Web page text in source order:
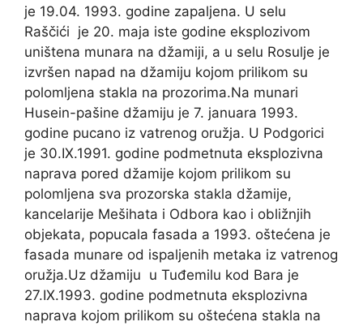
je 19.04. 1993. godine zapaljena. U selu
Raščići je 20. maja iste godine eksplozivom
uništena munara na džamiji, a u selu Rosulje je
izvršen napad na džamiju kojom prilikom su
polomljena stakla na prozorima.Na munari
Husein-pašine džamiju je 7. januara 1993.
godine pucano iz vatrenog oružja. U Podgorici
je 30.IX.1991. godine podmetnuta eksplozivna
naprava pored džamije kojom prilikom su
polomljena sva prozorska stakla džamije,
kancelarije Mešihata i Odbora kao i obližnjih
objekata, popucala fasada a 1993. oštećena je
fasada munare od ispaljenih metaka iz vatrenog
oružja.Uz džamiju u Tuđemilu kod Bara je
27.IX.1993. godine podmetnuta eksplozivna
naprava kojom prilikom su oštećena stakla na